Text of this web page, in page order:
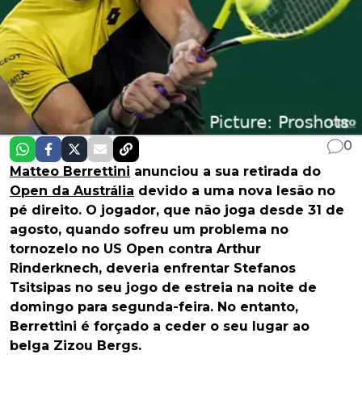
0
Matteo Berrettini anunciou a sua retirada do
Open da Austrália devido a uma nova lesão no
pé direito. O jogador, que não joga desde 31 de
agosto, quando sofreu um problema no
tornozelo no US Open contra Arthur
Rinderknech, deveria enfrentar Stefanos
Tsitsipas no seu jogo de estreia na noite de
domingo para segunda-feira. No entanto,
Berrettini é forçado a ceder o seu lugar ao
belga Zizou Bergs.